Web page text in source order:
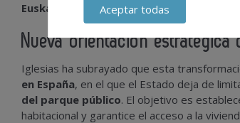
Euskadi, Galicia y la Comunidad Valenciana
Nueva orientación estratégica
Iglesias ha subrayado que esta
en España, en el que el Estado deja de
del parque público. El objetivo es
habitacional y garantice el acceso a la
Aceptar todas